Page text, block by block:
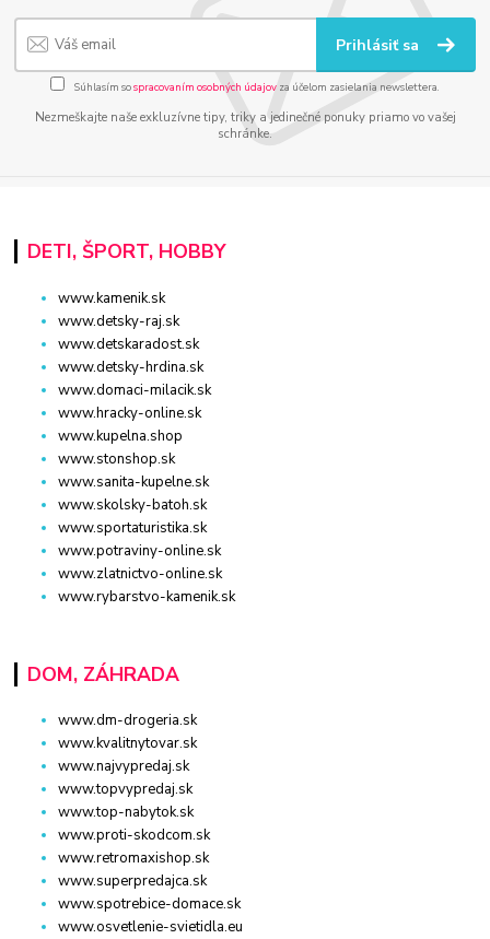
Prihlásiť sa
Súhlasím sospracovaním osobných údajov za účelom zasielania newslettera.
Nezmeškajte naše exkluzívne tipy, triky a jedinečné ponuky priamo vo vašej
schránke.
DETI, ŠPORT, HOBBY
www.kamenik.sk
www.detsky-raj.sk
www.detskaradost.sk
www.detsky-hrdina.sk
www.domaci-milacik.sk
www.hracky-online.sk
www.kupelna.shop
www.stonshop.sk
www.sanita-kupelne.sk
www.skolsky-batoh.sk
www.sportaturistika.sk
www.potraviny-online.sk
www.zlatnictvo-online.sk
www.rybarstvo-kamenik.sk
DOM, ZÁHRADA
www.dm-drogeria.sk
www.kvalitnytovar.sk
www.najvypredaj.sk
www.topvypredaj.sk
www.top-nabytok.sk
www.proti-skodcom.sk
www.retromaxishop.sk
www.superpredajca.sk
www.spotrebice-domace.sk
www.osvetlenie-svietidla.eu